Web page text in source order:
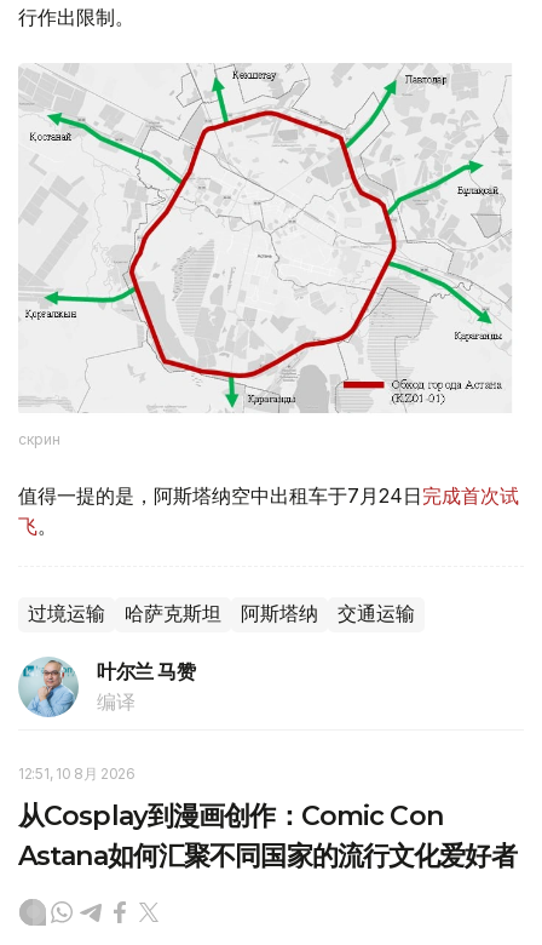
行作出限制。
скрин
值得一提的是，阿斯塔纳空中出租车于7月24日完成首次试
飞。
过境运输 哈萨克斯坦 阿斯塔纳 交通运输
叶尔兰 马赞
编译
12:51, 10 8月 2026
从Cosplay到漫画创作：Comic Con
Astana如何汇聚不同国家的流行文化爱好者